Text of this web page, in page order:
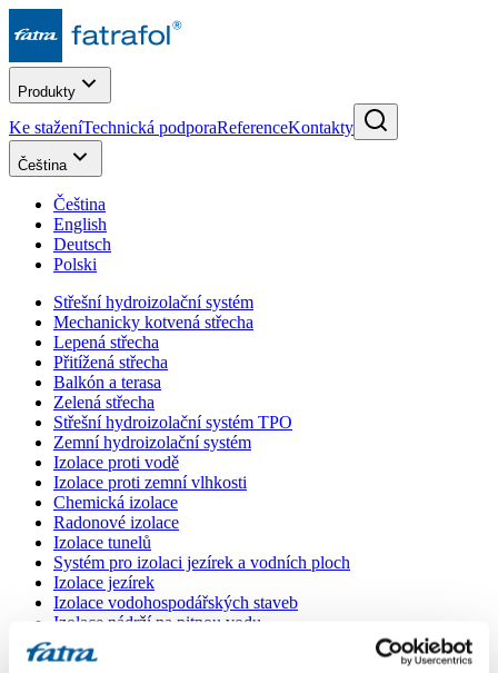
Produkty
Ke staženíTechnická podporaReferenceKontakty
Čeština
Čeština
English
Deutsch
Polski
Střešní hydroizolační systém
Mechanicky kotvená střecha
Lepená střecha
Přitížená střecha
Balkón a terasa
Zelená střecha
Střešní hydroizolační systém TPO
Zemní hydroizolační systém
Izolace proti vodě
Izolace proti zemní vlhkosti
Chemická izolace
Radonové izolace
Izolace tunelů
Systém pro izolaci jezírek a vodních ploch
Izolace jezírek
Izolace vodohospodářských staveb
Izolace nádrží na pitnou vodu
Doplňky
Kašírované plechy FATRANYL